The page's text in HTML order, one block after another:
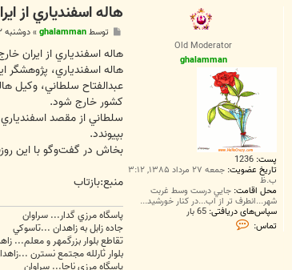
Old Moderator
ghalamman
پست: 1236
تاریخ عضویت: جمعه ۲۷ مرداد ۱۳۸۵, ۳:۱۲
ب.ظ
محل اقامت: جايي درست وسط غربت
شهر...انطرف تر از اب...در کنار خورشيد...
سپاس‌های دریافتی: 65 بار
تماس:
ت
هاله اسفندياري از
ت
توسطghalamman
»دوشنبه ۱۲ شهریور ۱۳۸۶, ۹:۴۱ ب.ظ
هاله اسفندياري از ايران
هاله اسفندياري، پژوهشگر
عبدالفتاح سلطاني، وکيل
کشور خارج شود.
سلطاني از مقصد
بپيوندد.
بخاش در گفت‌وگو با اين
منبع:بازتاب
پاسگاه مرزي گدار... سراوان
جاده زابل به زاهدان ...تاسوکي
تقاطع بلوار بزرگمهر و معلم...
بلوار ثارلله مجتمع نسترن
پاسگاه مرزي ناجا... سراوان